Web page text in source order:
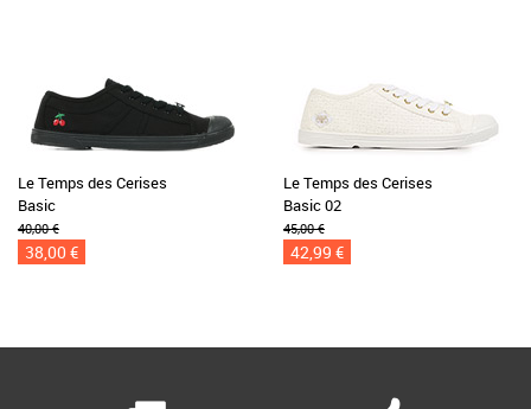
Le Temps des Cerises
Basic
40,00 €
38,00 €
Le Temps des Cerises
Basic 02
45,00 €
42,99 €